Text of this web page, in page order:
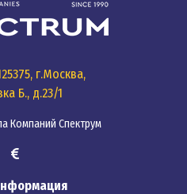
г.Москва,
Б., д.23/1
Компаний Спектрум